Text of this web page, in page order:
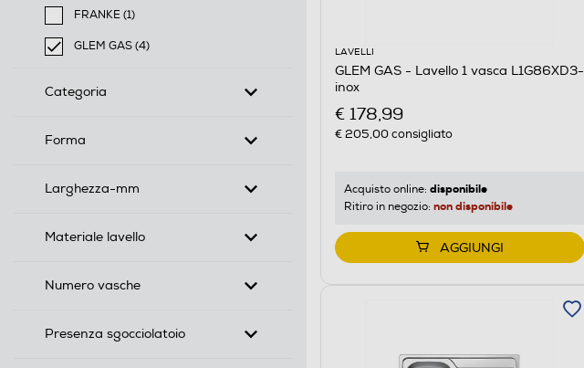
FRANKE (1)
Filtra per Marca: FRANKE
GLEM GAS (4)
selected Filtro applicato per Marca: GLEM GAS
Categoria
Forma
Larghezza-mm
Materiale lavello
Numero vasche
Presenza sgocciolatoio
LAVELLI
GLEM GAS - Lavello 1 vasca L1G86XD3-
inox
€ 178,99
€ 205,00consigliato
Acquisto online: disponibile
Ritiro in negozio: non disponibile
AGGIUNGI